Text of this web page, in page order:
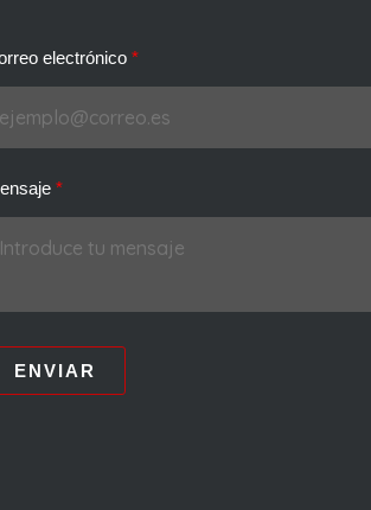
electrónico
ENVIAR